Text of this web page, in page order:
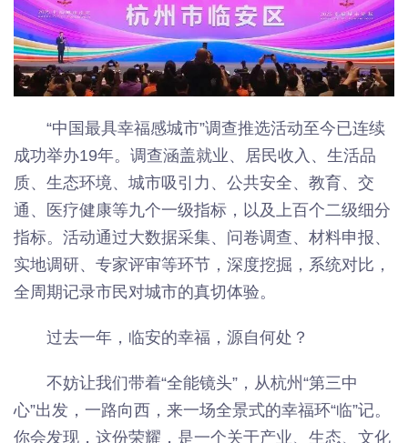
“中国最具幸福感城市”调查推选活动至今已连续
成功举办19年。调查涵盖就业、居民收入、生活品
质、生态环境、城市吸引力、公共安全、教育、交
通、医疗健康等九个一级指标，以及上百个二级细分
指标。活动通过大数据采集、问卷调查、材料申报、
实地调研、专家评审等环节，深度挖掘，系统对比，
全周期记录市民对城市的真切体验。
过去一年，临安的幸福，源自何处？
不妨让我们带着“全能镜头”，从杭州“第三中
心”出发，一路向西，来一场全景式的幸福环“临”记。
你会发现，这份荣耀，是一个关于产业、生态、文化